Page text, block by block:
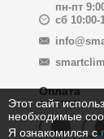
Этот сайт
необходимые
Я ознакомился с
пн-пт
сб 10:00-
Оплата